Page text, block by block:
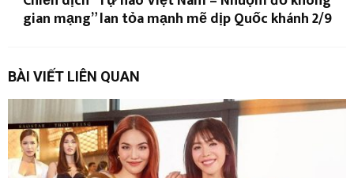
gian mạng” lan tỏa mạnh mẽ dịp Quốc khánh 2/9
BÀI VIẾT LIÊN QUAN